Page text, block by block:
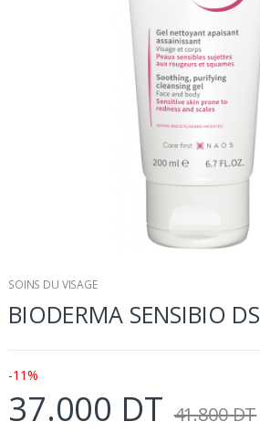
SOINS DU VISAGE
BIODERMA SENSIBIO DS
-11%
37.000 DT 41.800 DT